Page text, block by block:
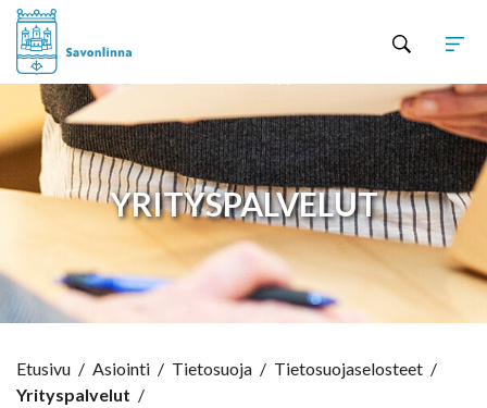
YRITYSPALVELUT
Etusivu / Asiointi / Tietosuoja / Tietosuojaselosteet /
Yrityspalvelut /